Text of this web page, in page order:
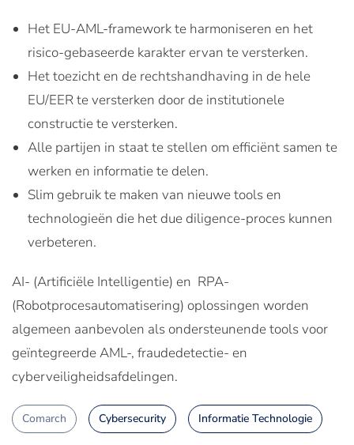
Het EU-AML-framework te harmoniseren en het
risico-gebaseerde karakter ervan te versterken.
Het toezicht en de rechtshandhaving in de hele
EU/EER te versterken door de institutionele
constructie te versterken.
Alle partijen in staat te stellen om efficiënt samen te
werken en informatie te delen.
Slim gebruik te maken van nieuwe tools en
technologieën die het due diligence-proces kunnen
verbeteren.
AI- (Artificiële Intelligentie) en RPA-
(Robotprocesautomatisering) oplossingen worden
algemeen aanbevolen als ondersteunende tools voor
geïntegreerde AML-, fraudedetectie- en
cyberveiligheidsafdelingen.
Comarch Cybersecurity Informatie Technologie